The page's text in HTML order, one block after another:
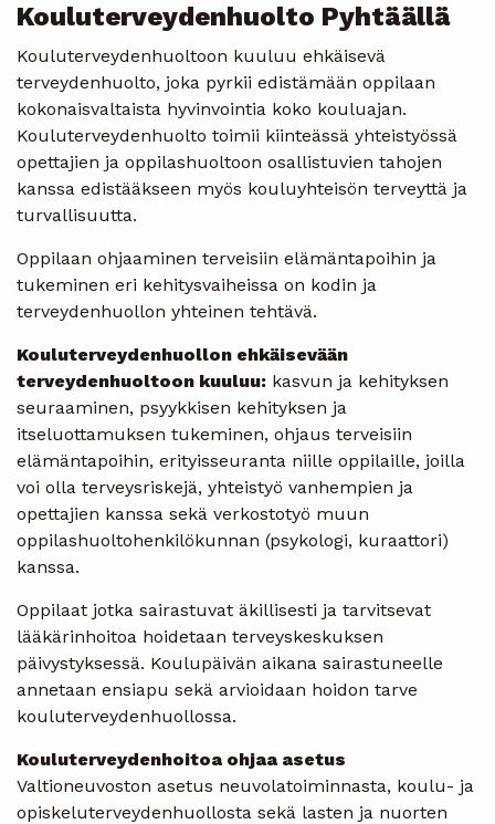
Kouluterveydenhuolto Pyhtäällä
Kouluterveydenhuoltoon kuuluu ehkäisevä
terveydenhuolto, joka pyrkii edistämään oppilaan
kokonaisvaltaista hyvinvointia koko kouluajan.
Kouluterveydenhuolto toimii kiinteässä yhteistyössä
opettajien ja oppilashuoltoon osallistuvien tahojen
kanssa edistääkseen myös kouluyhteisön terveyttä ja
turvallisuutta.
Oppilaan ohjaaminen terveisiin elämäntapoihin ja
tukeminen eri kehitysvaiheissa on kodin ja
terveydenhuollon yhteinen tehtävä.
Kouluterveydenhuollon ehkäisevään
terveydenhuoltoon kuuluu: kasvun ja kehityksen
seuraaminen, psyykkisen kehityksen ja
itseluottamuksen tukeminen, ohjaus terveisiin
elämäntapoihin, erityisseuranta niille oppilaille, joilla
voi olla terveysriskejä, yhteistyö vanhempien ja
opettajien kanssa sekä verkostotyö muun
oppilashuoltohenkilökunnan (psykologi, kuraattori)
kanssa.
Oppilaat jotka sairastuvat äkillisesti ja tarvitsevat
lääkärinhoitoa hoidetaan terveyskeskuksen
päivystyksessä. Koulupäivän aikana sairastuneelle
annetaan ensiapu sekä arvioidaan hoidon tarve
kouluterveydenhuollossa.
Kouluterveydenhoitoa ohjaa asetus
Valtioneuvoston asetus neuvolatoiminnasta, koulu- ja
opiskeluterveydenhuollosta sekä lasten ja nuorten